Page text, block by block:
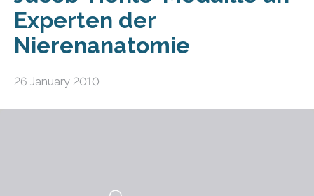
Experten der
Nierenanatomie
26 January 2010